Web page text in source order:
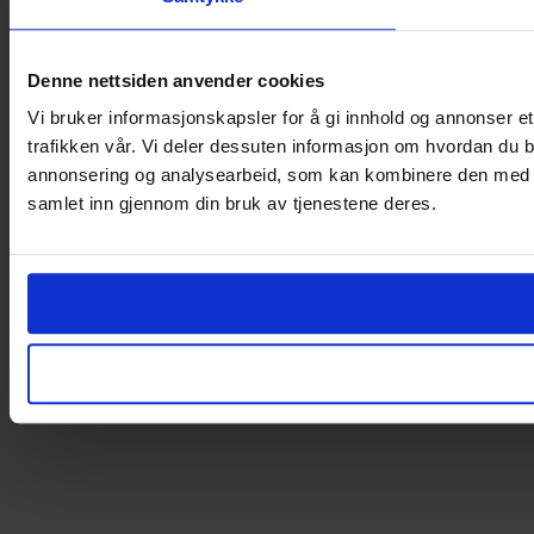
Denne nettsiden anvender cookies
Vi bruker informasjonskapsler for å gi innhold og annonser
trafikken vår. Vi deler dessuten informasjon om hvordan du
annonsering og analysearbeid, som kan kombinere den
samlet inn gjennom din bruk av tjenestene deres.